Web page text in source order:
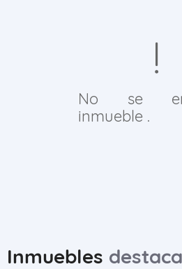
No se
inmueble .
Inmuebles